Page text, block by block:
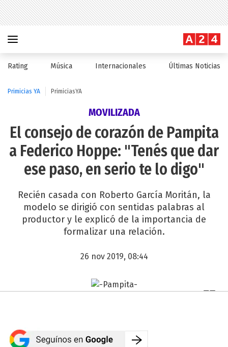
Rating Música Internacionales Últimas Noticias
Primicias YA PrimiciasYA
MOVILIZADA
El consejo de corazón de Pampita
a Federico Hoppe: "Tenés que dar
ese paso, en serio te lo digo"
Recién casada con Roberto García Moritán, la
modelo se dirigió con sentidas palabras al
productor y le explicó de la importancia de
formalizar una relación.
26 nov 2019, 08:44